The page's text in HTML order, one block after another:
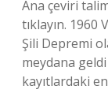
Ana çeviri
tıklayın. 1960
Şili Depremi
meydana
kayıtlardaki